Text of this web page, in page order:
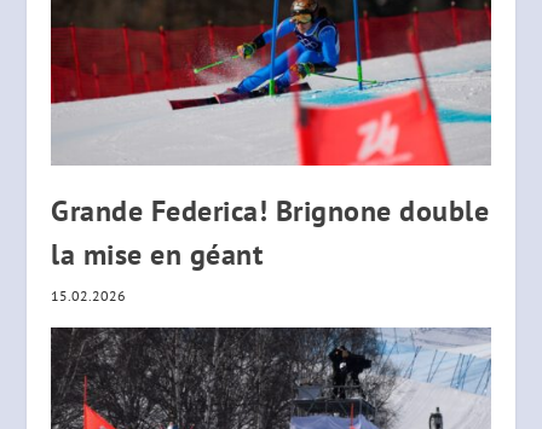
Grande Federica! Brignone double
la mise en géant
15.02.2026